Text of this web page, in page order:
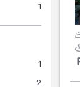
1
1
2